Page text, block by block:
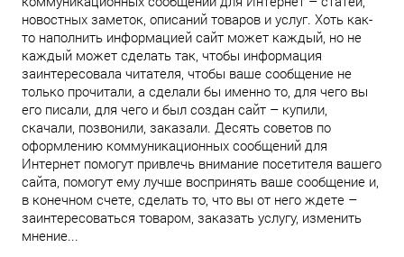
новостных заметок, описаний товаров и услуг. Хоть как-
то наполнить информацией сайт может каждый, но не
каждый может сделать так, чтобы информация
заинтересовала читателя, чтобы ваше сообщение не
только прочитали, а сделали бы именно то, для чего вы
его писали, для чего и был создан сайт – купили,
скачали, позвонили, заказали. Десять советов по
оформлению коммуникационных сообщений для
Интернет помогут привлечь внимание посетителя вашего
сайта, помогут ему лучше воспринять ваше сообщение и,
в конечном счете, сделать то, что вы от него ждете –
заинтересоваться товаром, заказать услугу, изменить
мнение...